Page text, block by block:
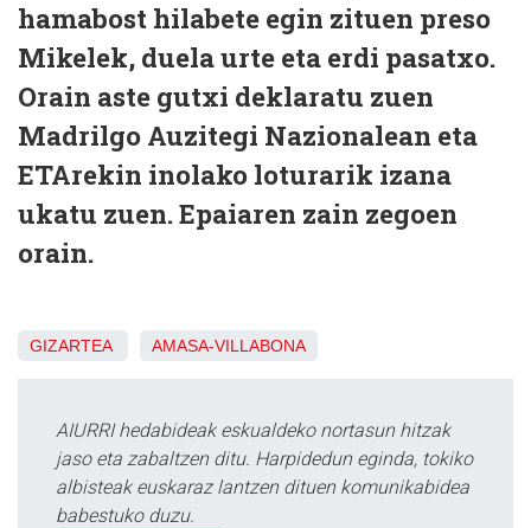
hamabost hilabete egin zituen preso
Mikelek, duela urte eta erdi pasatxo.
Orain aste gutxi deklaratu zuen
Madrilgo Auzitegi Nazionalean eta
ETArekin inolako loturarik izana
ukatu zuen. Epaiaren zain zegoen
orain.
GIZARTEA AMASA-VILLABONA
AIURRI hedabideak eskualdeko nortasun hitzak
jaso eta zabaltzen ditu. Harpidedun eginda, tokiko
albisteak euskaraz lantzen dituen komunikabidea
babestuko duzu.